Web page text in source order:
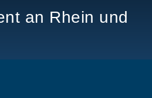
an Rhein und